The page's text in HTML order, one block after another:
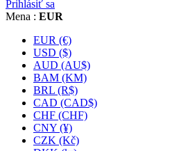
Prihlásiť sa
Mena : EUR
EUR (€)
USD ($)
AUD (AU$)
BAM (KM)
BRL (R$)
CAD (CAD$)
CHF (CHF)
CNY (¥)
CZK (Kč)